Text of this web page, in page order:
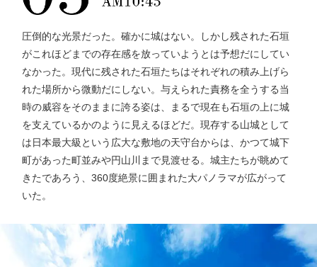
圧倒的な光景だった。確かに城はない。しかし残された石垣
がこれほどまでの存在感を放っていようとは予想だにしてい
なかった。現代に残された石垣たちはそれぞれの積み上げら
れた場所から微動だにしない。与えられた責務を全うする当
時の威容をそのままに誇る姿は、まるで現在も石垣の上に城
を支えているかのように見えるほどだ。現存する山城として
は日本最大級という広大な敷地の天守台からは、かつて城下
町があった町並みや円山川まで見渡せる。城主たちが眺めて
きたであろう、360度絶景に囲まれた大パノラマが広がって
いた。